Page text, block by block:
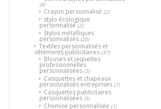
(4)
Crayon personnalisé (2)
stylo écologique
personnalisé (2)
Stylos métalliques
personnalisés (20)
Textiles personnalisés et
vêtements publicitaires (37)
Blouses et jaquettes
professionnelles
personnalisées (3)
Casquettes et chapeaux
personnalisés entreprises (7)
Casquettes publicitaires
personnalisées (5)
Chemise personnalisée (1)